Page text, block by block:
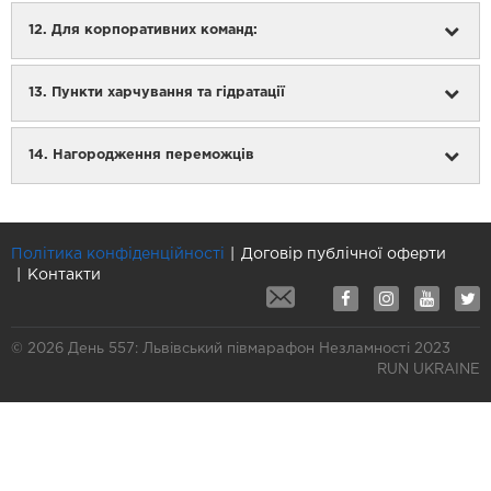
номер та пакет учасника не видається;
Вік учасника визначається згідно з Правилами
стартовий номер учасника з іменем (для тих, хто
зареєструється до 10 серпня 2023 р.)
страхування від нещасного випадку, яка покриває
медаль фінішера (медаль видається в разі
подолання всієї дистанції в рамках часового ліміту).
12. Для корпоративних команд:
Командна участь (будь-яка дистанція та будь-яка
кількість учасників).
13. Пункти харчування та гідратації
14. Нагородження переможців
Політика конфіденційності
Договір публічної оферти
Контакти
© 2026 День 557: Львівський півмарафон Незламності 2023
RUN UKRAINE